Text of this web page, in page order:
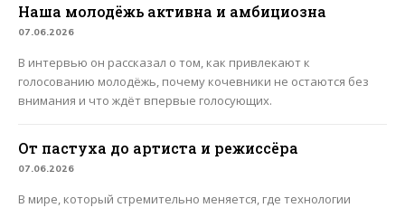
Наша молодёжь активна и амбициозна
07.06.2026
В интервью он рассказал о том, как привлекают к
голосованию молодёжь, почему кочевники не остаются без
внимания и что ждёт впервые голосующих.
От пастуха до артиста и режиссёра
07.06.2026
В мире, который стремительно меняется, где технологии